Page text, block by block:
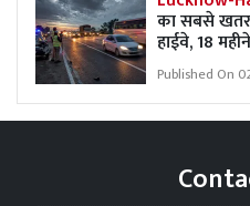
का सबसे
हाईवे, 18
Published On